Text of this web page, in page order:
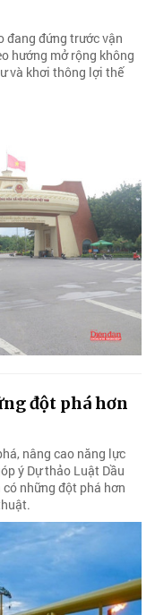
đang đứng trước vận
hướng mở rộng không
và khơi thông lợi thế
đột phá hơn
nâng cao năng lực
ý Dự thảo Luật Dầu
những đột phá hơn